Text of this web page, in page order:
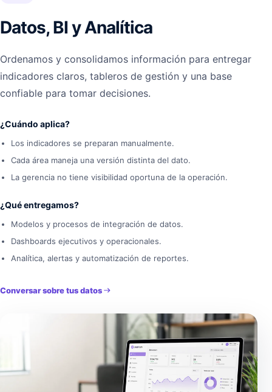
Datos, BI y Analítica
Ordenamos y consolidamos información para entregar
indicadores claros, tableros de gestión y una base
confiable para tomar decisiones.
¿Cuándo aplica?
Los indicadores se preparan manualmente.
Cada área maneja una versión distinta del dato.
La gerencia no tiene visibilidad oportuna de la operación.
¿Qué entregamos?
Modelos y procesos de integración de datos.
Dashboards ejecutivos y operacionales.
Analítica, alertas y automatización de reportes.
Conversar sobre tus datos